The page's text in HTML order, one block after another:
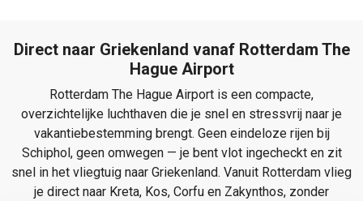
Direct naar Griekenland vanaf Rotterdam The
Hague Airport
Rotterdam The Hague Airport is een compacte,
overzichtelijke luchthaven die je snel en stressvrij naar je
vakantiebestemming brengt. Geen eindeloze rijen bij
Schiphol, geen omwegen — je bent vlot ingecheckt en zit
snel in het vliegtuig naar Griekenland. Vanuit Rotterdam vlieg
je direct naar Kreta, Kos, Corfu en Zakynthos, zonder